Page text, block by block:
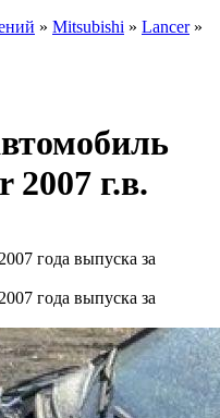
» Mitsubishi » Lancer»
г.в.